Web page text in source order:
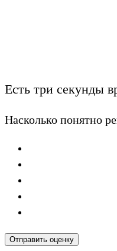
Есть три секунды
Насколько понятно
Отправить оценку